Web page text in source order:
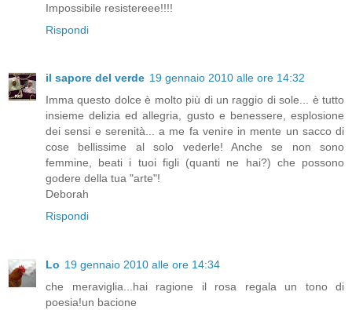
Impossibile resistereee!!!!
Rispondi
il sapore del verde 19 gennaio 2010 alle ore 14:32
Imma questo dolce è molto più di un raggio di sole... è tutto
insieme delizia ed allegria, gusto e benessere, esplosione
dei sensi e serenità... a me fa venire in mente un sacco di
cose bellissime al solo vederle! Anche se non sono
femmine, beati i tuoi figli (quanti ne hai?) che possono
godere della tua "arte"!
Deborah
Rispondi
Lo 19 gennaio 2010 alle ore 14:34
che meraviglia...hai ragione il rosa regala un tono di
poesia!un bacione